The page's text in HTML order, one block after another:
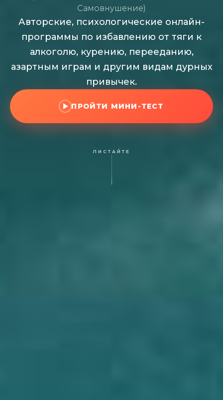
Самовнушение)
Авторские, психологические онлайн-
программы по избавлению от тяги к
алкоголю, курению, перееданию,
азартным играм и другим видам дурных
привычек.
ПРОЙТИ МИНИ-ТЕСТ
ЛИСТАЙТЕ